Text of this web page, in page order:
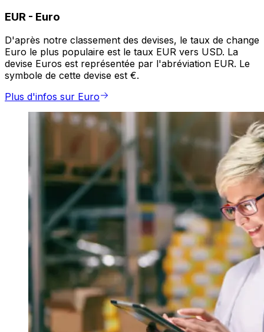
EUR - Euro
D'après notre classement des devises, le taux de change
Euro le plus populaire est le taux EUR vers USD. La
devise Euros est représentée par l'abréviation EUR. Le
symbole de cette devise est €.
Plus d'infos sur Euro